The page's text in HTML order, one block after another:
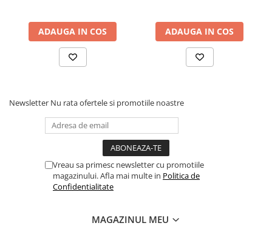
Jante bicicleta
Fond de janta
Sei si tija sa bicicleta
Tija sa bicicleta
Coliere si cleme sa
Angrenaje bicicleta
Angrenaj pedalier
Butuci pedalieri
Schimbator de viteze bicicleta
ADAUGA IN COS ADAUGA IN COS
Newsletter Nu rata ofertele si promotiile noastre
Vreau sa primesc newsletter cu promotiile
magazinului. Afla mai multe in Politica de
Confidentialitate
MAGAZINUL MEU